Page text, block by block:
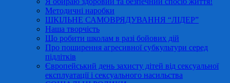
Методичні наробки
ШКІЛЬНЕ САМОВРЯДУВАННЯ “ЛІДЕР”
Наша творчість
Що робити школам в разі бойових дій
Про поширення агресивної субкультури серед
підлітків
Європейський день захисту дітей від сексуальної
експлуатації і сексуального насильства